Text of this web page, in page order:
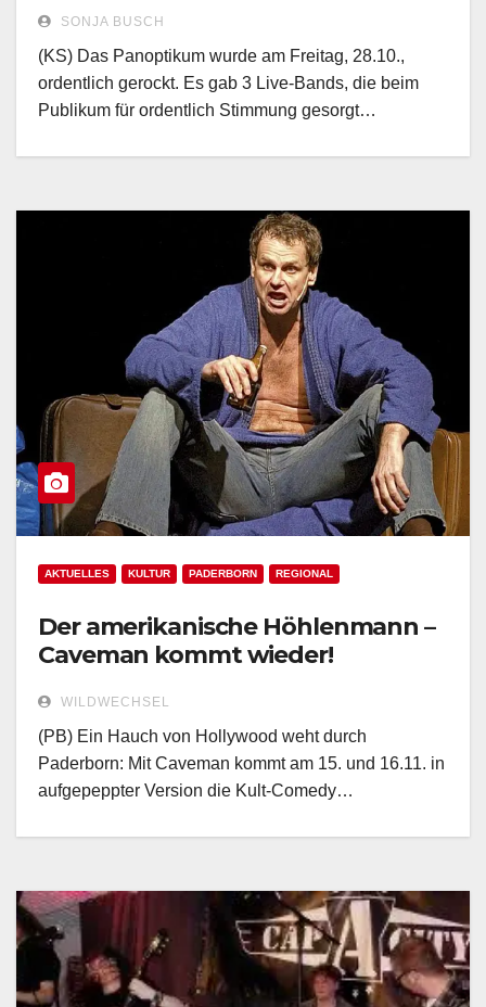
SONJA BUSCH
(KS) Das Panoptikum wurde am Freitag, 28.10.,
ordentlich gerockt. Es gab 3 Live-Bands, die beim
Publikum für ordentlich Stimmung gesorgt…
AKTUELLES KULTUR PADERBORN REGIONAL
Der amerikanische Höhlenmann –
Caveman kommt wieder!
WILDWECHSEL
(PB) Ein Hauch von Hollywood weht durch
Paderborn: Mit Caveman kommt am 15. und 16.11. in
aufgepeppter Version die Kult-Comedy…